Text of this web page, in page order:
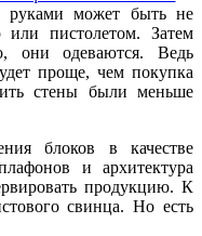
руками может быть не
или пистолетом. Затем
они одеваются. Ведь
проще, чем покупка
стены были меньше
блоков в качестве
и архитектура
продукцию. К
свинца. Но есть